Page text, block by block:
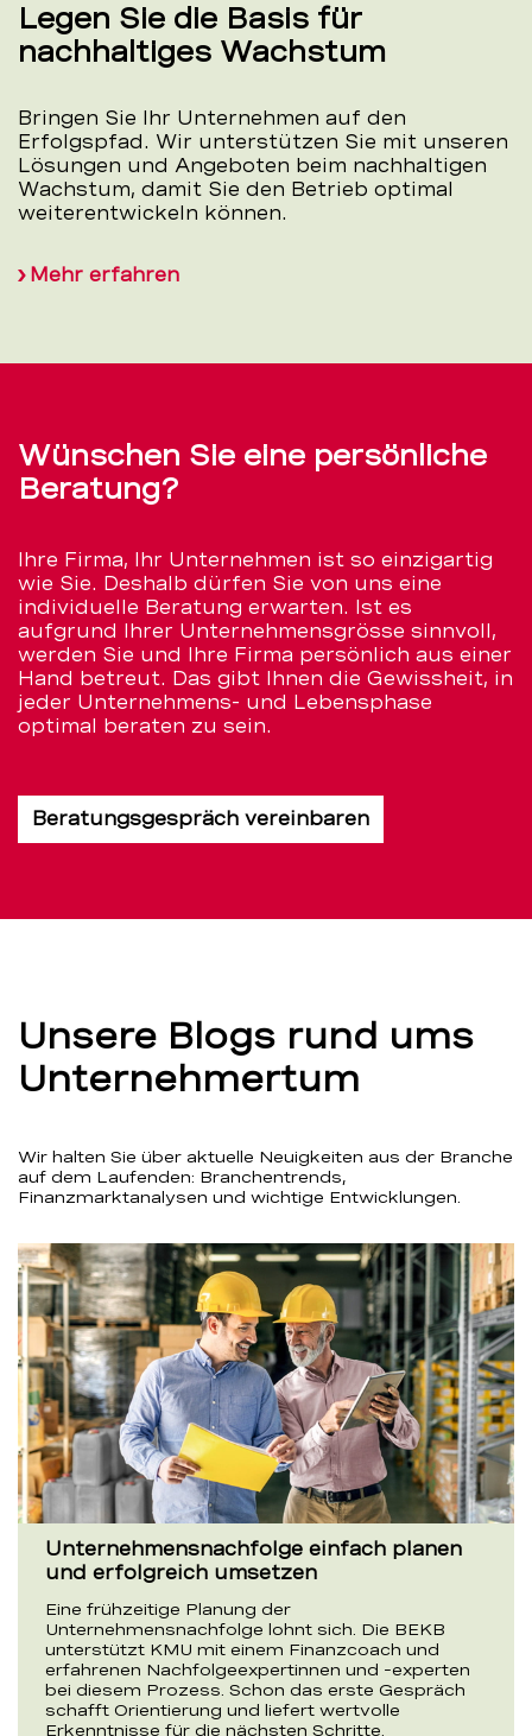
Legen Sie die Basis für
nachhaltiges Wachstum
Bringen Sie Ihr Unternehmen auf den
Erfolgspfad. Wir unterstützen Sie mit unseren
Lösungen und Angeboten beim nachhaltigen
Wachstum, damit Sie den Betrieb optimal
weiterentwickeln können.
Mehr erfahren
Wünschen Sie eine persönliche
Beratung?
Ihre Firma, Ihr Unternehmen ist so einzigartig
wie Sie. Deshalb dürfen Sie von uns eine
individuelle Beratung erwarten. Ist es
aufgrund Ihrer Unternehmensgrösse sinnvoll,
werden Sie und Ihre Firma persönlich aus einer
Hand betreut. Das gibt Ihnen die Gewissheit, in
jeder Unternehmens- und Lebensphase
optimal beraten zu sein.
Beratungsgespräch vereinbaren
Unsere Blogs rund ums
Unternehmertum
Wir halten Sie über aktuelle Neuigkeiten aus der Branche
auf dem Laufenden: Branchentrends,
Finanzmarktanalysen und wichtige Entwicklungen.
Start-up YLAH mit Unterstützung der
BEKB erfolgreich am Markt
Beratung vor Ort und Trainings online: So stellt
sich das Start-up YLAH die moderne
Psychotherapie vor. Das Unternehmen der Berner
Gründerin Florence von Gunten ist eines von
vielen Start-ups, die von der BEKB bei der
Gründung begleitet werden.